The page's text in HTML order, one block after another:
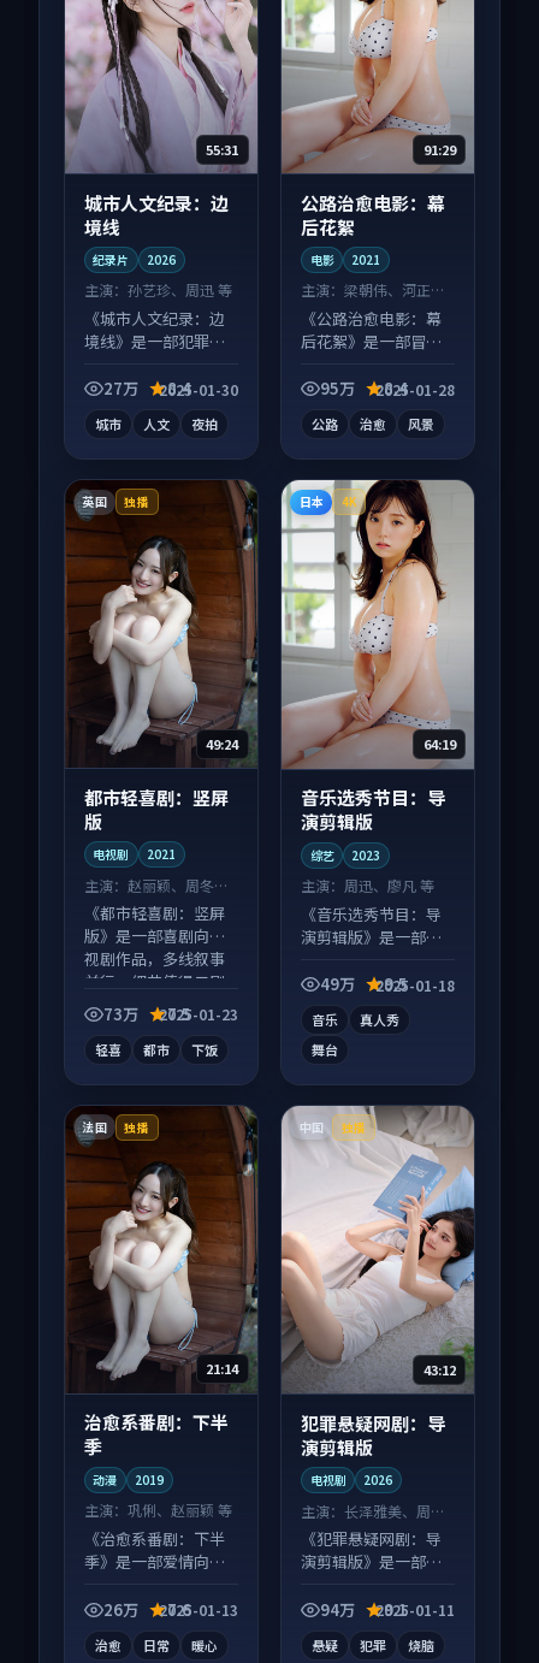
55:31
城市人文纪录：边
境线
纪录片 2026
主演： 孙艺珍、周迅 等
《城市人文纪录：边
境线》是一部犯罪向
论度高，适合配弹幕
27万 8.4
2025-01-30
城市 人文 夜拍
91:29
公路治愈电影：幕
后花絮
电影 2021
主演：梁朝伟、河正宇
等
《公路治愈电影：幕
后花絮》是一部冒险
系层层推进，尾声常
95万 8.4
2025-01-28
公路 治愈 风景
英国 独播
49:24
都市轻喜剧：竖屏
版
电视剧 2021
主演： 赵丽颖、周冬雨
等
《都市轻喜剧：竖屏
版》是一部喜剧向电
视剧作品，多线叙事
并行，细节值得二刷
回味。
73万 7.5
2025-01-23
轻喜 都市 下饭
日本 4K
64:19
音乐选秀节目：导
演剪辑版
综艺 2023
主演： 周迅、廖凡 等
《音乐选秀节目：导
演剪辑版》是一部喜
元素齐全，观感爽快
49万 9.5
2025-01-18
音乐
真人秀
舞台
法国 独播
21:14
治愈系番剧：下半
季
动漫 2019
主演： 巩俐、赵丽颖 等
《治愈系番剧：下半
季》是一部爱情向动
行，细节值得二刷回
26万 7.6
2025-01-13
治愈 日常 暖心
中国 独播
43:12
犯罪悬疑网剧：导
演剪辑版
电视剧 2026
主演：长泽雅美、周迅
等
《犯罪悬疑网剧：导
演剪辑版》是一部悬
型元素齐全，观感爽
94万 9.1
2025-01-11
悬疑 犯罪 烧脑